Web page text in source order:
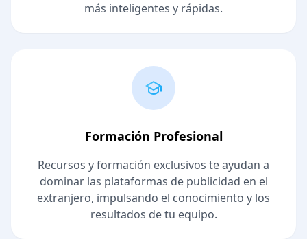
más inteligentes y rápidas.
Formación Profesional
Recursos y formación exclusivos te ayudan a
dominar las plataformas de publicidad en el
extranjero, impulsando el conocimiento y los
resultados de tu equipo.